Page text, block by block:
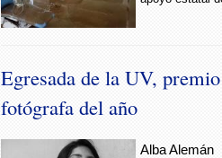
Egresada de la UV,
fotógrafa del año
Alba Alemán